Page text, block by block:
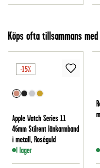
Köps ofta tillsammans med
-15%
Apple Watch Series 11
46mm Stilrent länkarmband
i metall, Roséguld
I lager